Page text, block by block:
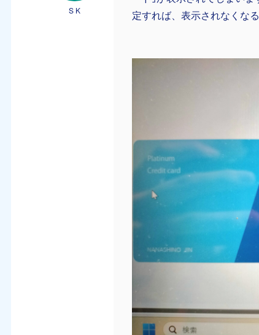
S K
定すれば、表示されなくな